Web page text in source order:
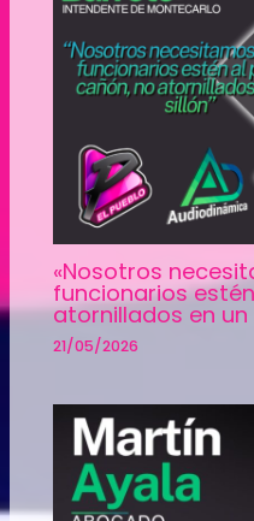
«Nosotros
funcionarios
atornillados en un
21/05/2026